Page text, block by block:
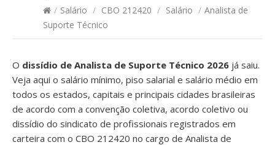
/ Salário / CBO 212420 / Salário / Analista de
Suporte Técnico
O dissídio de Analista de Suporte Técnico 2026 já saiu.
Veja aqui o salário mínimo, piso salarial e salário médio em
todos os estados, capitais e principais cidades brasileiras
de acordo com a convenção coletiva, acordo coletivo ou
dissídio do sindicato de profissionais registrados em
carteira com o CBO 212420 no cargo de Analista de